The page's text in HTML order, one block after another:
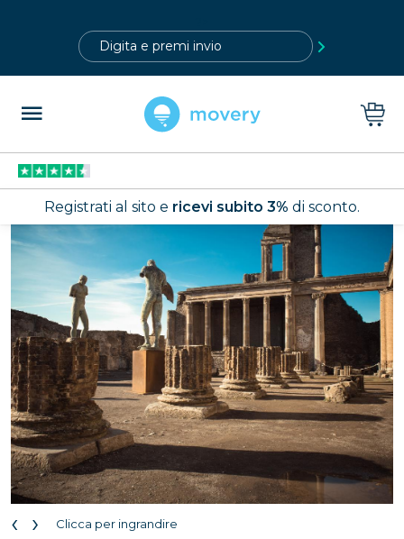
Registrati al sito e ricevi subito 3% di sconto.
‹ ›
Clicca per ingrandire